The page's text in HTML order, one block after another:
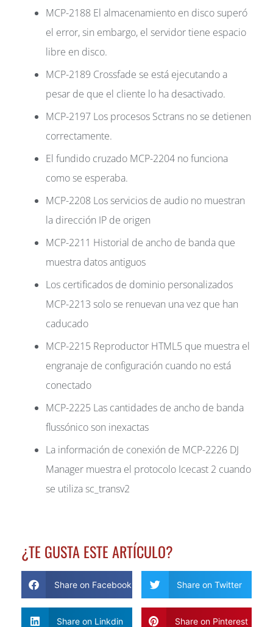
MCP-2188 El almacenamiento en disco superó
el error, sin embargo, el servidor tiene espacio
libre en disco.
MCP-2189 Crossfade se está ejecutando a
pesar de que el cliente lo ha desactivado.
MCP-2197 Los procesos Sctrans no se detienen
correctamente.
El fundido cruzado MCP-2204 no funciona
como se esperaba.
MCP-2208 Los servicios de audio no muestran
la dirección IP de origen
MCP-2211 Historial de ancho de banda que
muestra datos antiguos
Los certificados de dominio personalizados
MCP-2213 solo se renuevan una vez que han
caducado
MCP-2215 Reproductor HTML5 que muestra el
engranaje de configuración cuando no está
conectado
MCP-2225 Las cantidades de ancho de banda
flussónico son inexactas
La información de conexión de MCP-2226 DJ
Manager muestra el protocolo Icecast 2 cuando
se utiliza sc_transv2
¿TE GUSTA ESTE ARTÍCULO?
Share on Facebook Share on Twitter
Share on Linkdin Share on Pinterest